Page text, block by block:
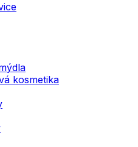
kosmetika